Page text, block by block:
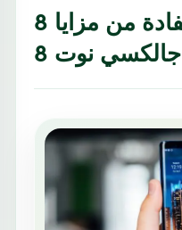
8 حيل ونصائح للاستفادة من مزايا
جالكسي نوت 8